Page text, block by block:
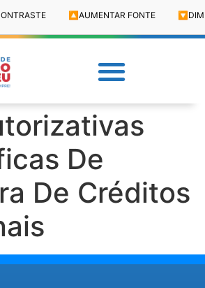
🔼 AUMENTAR FONTE 🔽
De
De Créditos